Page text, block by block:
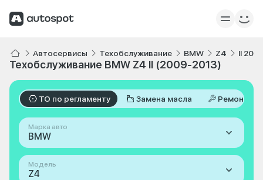
Автосервисы Техобслуживание BMW Z4 II
Техобслуживание BMW Z4 II (2009-2013)
ТО по регламенту Замена масла Ремонт
Марка авто
BMW
Модель
Z4